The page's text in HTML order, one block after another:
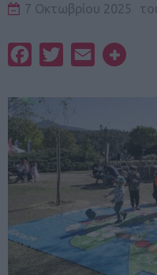
7 Οκτωβρίου 2025
FacebookTwitterEmail